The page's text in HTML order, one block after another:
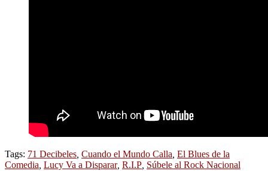
Tags: 71 Decibeles Cuando el Mundo Calla El Blues de la
Comedia Lucy Va a Disparar, R.I.P Súbele al Rock Nacional